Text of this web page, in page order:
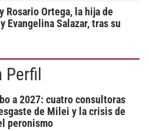
Rosario Ortega, la hija de
Evangelina Salazar, tras su
Perfil
a 2027: cuatro consultoras
de Milei y la crisis de
peronismo